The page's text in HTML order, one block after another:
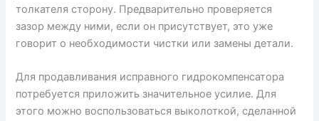
толкателя сторону. Предварительно проверяется
зазор между ними, если он присутствует, это уже
говорит о необходимости чистки или замены детали.
Для продавливания исправного гидрокомпенсатора
потребуется приложить значительное усилие. Для
этого можно воспользоваться выколоткой, сделанной